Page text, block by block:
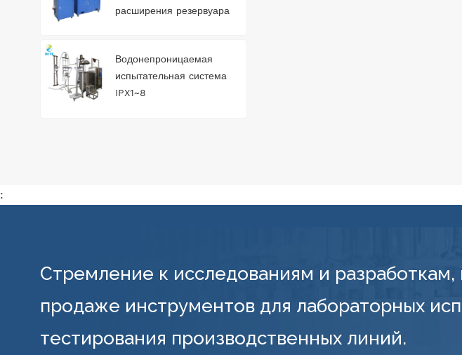
расширения резервуара
Водонепроницаемая
испытательная система
IPX1~8
:
Стремление к исследованиям и разработкам,
продаже инструментов для лабораторных
тестирования производственных линий.